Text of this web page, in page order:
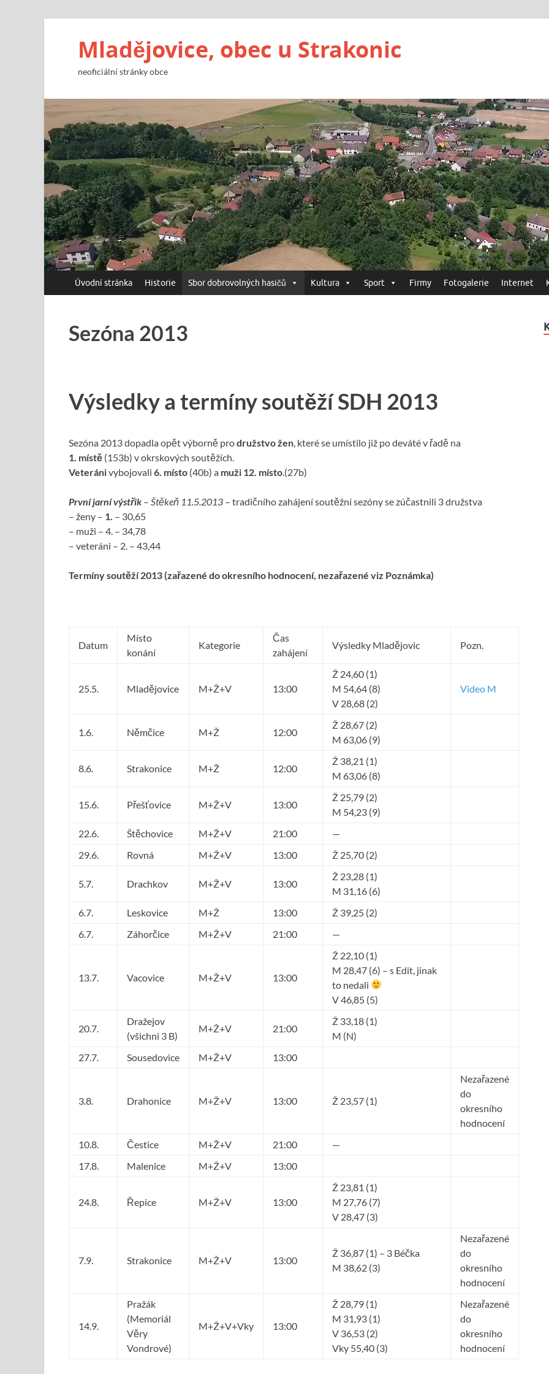
Mladějovice, obec u Strakonic
neoficiální stránky obce
Úvodní stránka Historie Sbor dobrovolných hasičů Kultura Sport Firmy Fotogalerie Internet
Sezóna 2013
Výsledky a termíny soutěží SDH 2013
Sezóna 2013 dopadla opět výborně prodružstvo žen , které se umístilo již po deváté v řadě na
1. místě (153b) v okrskových soutěžích.
Veteránivybojovali 6. místo (40b) a muži 12. místo .(27b)
První jarní výstřik – Štěkeň 11.5.2013 – tradičního zahájení soutěžní sezóny se zúčastnili 3 družstva
– ženy – 1. – 30,65
– muži – 4. – 34,78
– veteráni – 2. – 43,44
Termíny soutěží 2013 (zařazené do okresního hodnocení, nezařazené viz Poznámka)
Datum
Místo
konání
Kategorie
Čas
zahájení
Výsledky Mladějovic Pozn.
25.5. Mladějovice M+Ž+V 13:00
Ž 24,60 (1)
M 54,64 (8)
V 28,68 (2)
Video M
1.6. Němčice M+Ž 12:00
Ž 28,67 (2)
M 63,06 (9)
8.6. Strakonice M+Ž 12:00
Ž 38,21 (1)
M 63,06 (8)
15.6. Přešťovice M+Ž+V 13:00
Ž 25,79 (2)
M 54,23 (9)
22.6.
Štěchovice M+Ž+V 21:00
—
29.6.
Rovná M+Ž+V 13:00 Ž 25,70 (2)
5.7. Drachkov M+Ž+V 13:00
Ž 23,28 (1)
M 31,16 (6)
6.7.
Leskovice M+Ž 13:00
Ž 39,25 (2)
6.7.
Záhorčice M+Ž+V 21:00 —
13.7. Vacovice M+Ž+V 13:00
Ž 22,10 (1)
M 28,47 (6) – s Edit, jinak
to nedali
V 46,85 (5)
20.7.
Dražejov
(všichni 3 B)
M+Ž+V 21:00
Ž 33,18 (1)
M (N)
27.7.
Sousedovice M+Ž+V 13:00
3.8. Drahonice M+Ž+V 13:00 Ž 23,57 (1)
Nezařazené
do
okresního
hodnocení
10.8.
Čestice M+Ž+V 21:00
—
17.8.
Malenice M+Ž+V 13:00
24.8. Řepice M+Ž+V 13:00
Ž 23,81 (1)
M 27,76 (7)
V 28,47 (3)
7.9. Strakonice M+Ž+V 13:00
Ž 36,87 (1) – 3 Béčka
M 38,62 (3)
Nezařazené
do
okresního
hodnocení
14.9.
Pražák
(Memoriál
Věry
Vondrové)
M+Ž+V+Vky 13:00
Ž 28,79 (1)
M 31,93 (1)
V 36,53 (2)
Vky 55,40 (3)
Nezařazené
do
okresního
hodnocení